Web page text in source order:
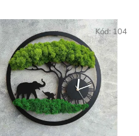
Kód:104